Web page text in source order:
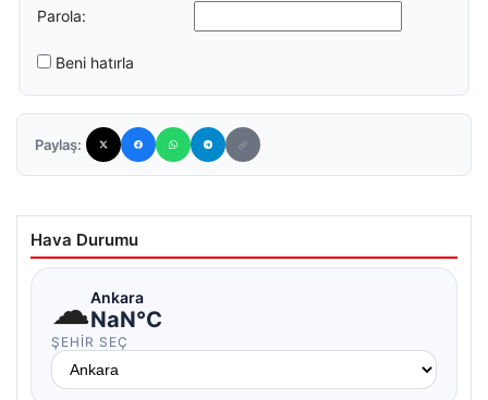
Parola:
Beni hatırla
Paylaş:
Hava Durumu
☁Ankara
NaN°C
ŞEHIR SEÇ